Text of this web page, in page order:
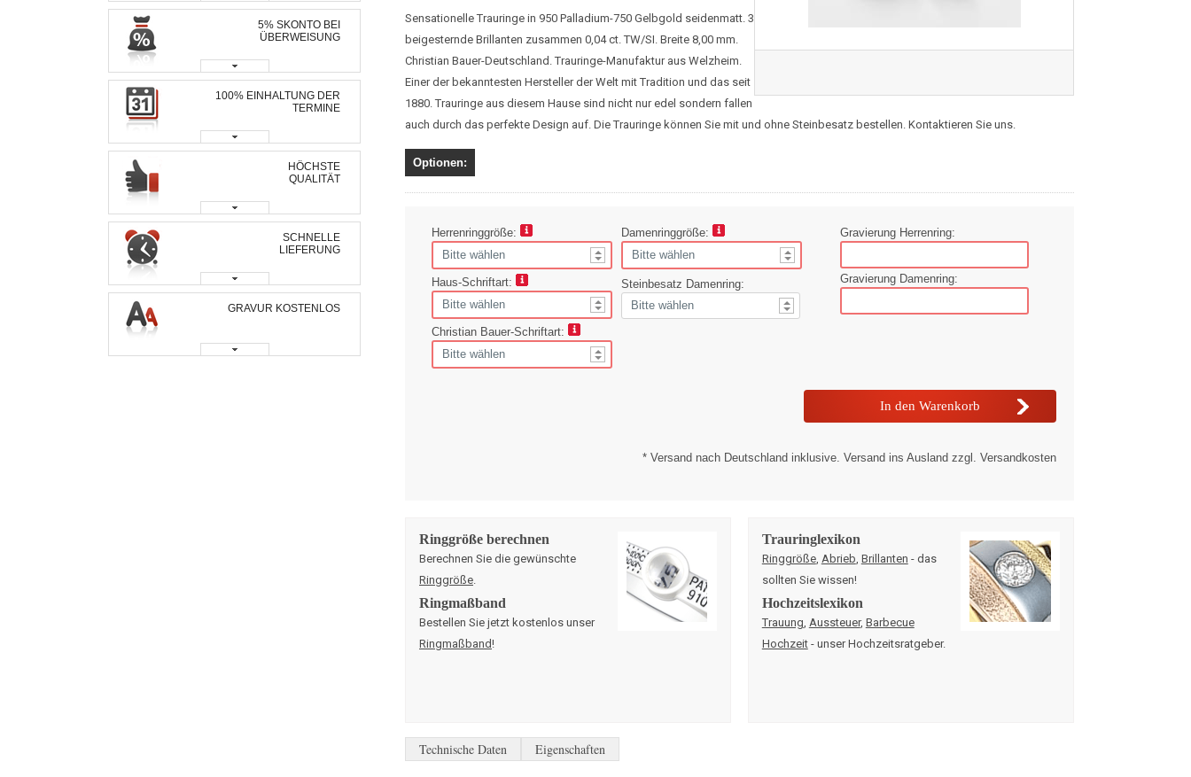
Sensationelle Trauringe in 950 Palladium-750 Gelbgold seidenmatt. 3
beigesternde Brillanten zusammen 0,04 ct. TW/SI. Breite 8,00 mm.
Christian Bauer-Deutschland. Trauringe-Manufaktur aus Welzheim.
Einer der bekanntesten Hersteller der Welt mit Tradition und das seit
1880. Trauringe aus diesem Hause sind nicht nur edel sondern fallen
auch durch das perfekte Design auf. Die Trauringe können Sie mit und ohne Steinbesatz bestellen. Kontaktieren Sie uns.
Optionen:
Herrenringgröße: Damenringgröße:
Haus-Schriftart: Steinbesatz Damenring:
Christian Bauer-Schriftart:
Gravierung Herrenring:
Gravierung Damenring:
* Versand nach Deutschland inklusive. Versand ins Ausland zzgl. Versandkosten
Ringgröße berechnen
Berechnen Sie die gewünschte
Ringgröße.
Ringmaßband
Bestellen Sie jetzt kostenlos unser
Ringmaßband!
Trauringlexikon
Ringgröße, Abrieb, Brillanten - das
sollten Sie wissen!
Hochzeitslexikon
Trauung, Aussteuer, Barbecue
Hochzeit- unser Hochzeitsratgeber.
Technische Daten Eigenschaften
5% SKONTO BEI
ÜBERWEISUNG
100% EINHALTUNG DER
TERMINE
HÖCHSTE
QUALITÄT
SCHNELLE
LIEFERUNG
GRAVUR KOSTENLOS